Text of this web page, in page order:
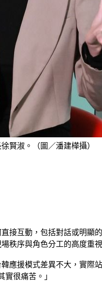
賢淑。（圖／潘建樺攝）
接互動，包括對話或明顯
秩序與角色分工的高度重視
援模式差異不大，實際
很痛苦。」